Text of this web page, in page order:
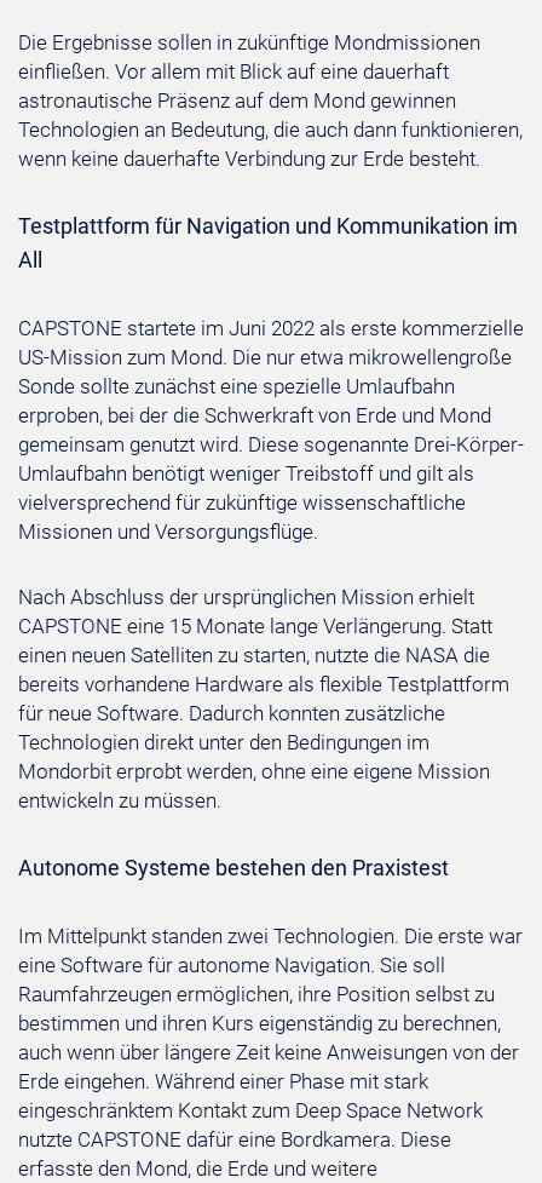
Die Ergebnisse sollen in zukünftige Mondmissionen
einfließen. Vor allem mit Blick auf eine dauerhaft
astronautische Präsenz auf dem Mond gewinnen
Technologien an Bedeutung, die auch dann funktionieren,
wenn keine dauerhafte Verbindung zur Erde besteht.
Testplattform für Navigation und Kommunikation im
All
CAPSTONE startete im Juni 2022 als erste kommerzielle
US-Mission zum Mond. Die nur etwa mikrowellengroße
Sonde sollte zunächst eine spezielle Umlaufbahn
erproben, bei der die Schwerkraft von Erde und Mond
gemeinsam genutzt wird. Diese sogenannte Drei-Körper-
Umlaufbahn benötigt weniger Treibstoff und gilt als
vielversprechend für zukünftige wissenschaftliche
Missionen und Versorgungsflüge.
Nach Abschluss der ursprünglichen Mission erhielt
CAPSTONE eine 15 Monate lange Verlängerung. Statt
einen neuen Satelliten zu starten, nutzte die NASA die
bereits vorhandene Hardware als flexible Testplattform
für neue Software. Dadurch konnten zusätzliche
Technologien direkt unter den Bedingungen im
Mondorbit erprobt werden, ohne eine eigene Mission
entwickeln zu müssen.
Autonome Systeme bestehen den Praxistest
Im Mittelpunkt standen zwei Technologien. Die erste war
eine Software für autonome Navigation. Sie soll
Raumfahrzeugen ermöglichen, ihre Position selbst zu
bestimmen und ihren Kurs eigenständig zu berechnen,
auch wenn über längere Zeit keine Anweisungen von der
Erde eingehen. Während einer Phase mit stark
eingeschränktem Kontakt zum Deep Space Network
nutzte CAPSTONE dafür eine Bordkamera. Diese
erfasste den Mond, die Erde und weitere